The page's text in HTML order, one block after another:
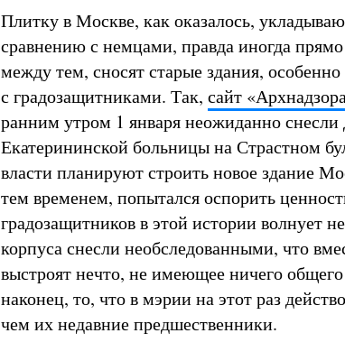
Плитку в Москве, как оказалось,
сравнению с немцами, правда иногда
между тем, сносят старые здания,
с градозащитниками. Так, сайт
ранним утром 1 января неожиданно снесли
Екатерининской больницы на Страстном
власти планируют строить новое здание
тем временем, попытался оспорить
градозащитников в этой истории волнует
корпуса снесли необследованными, что
выстроят нечто, не имеющее ничего
наконец, то, что в мэрии на этот раз
чем их недавние предшественники.